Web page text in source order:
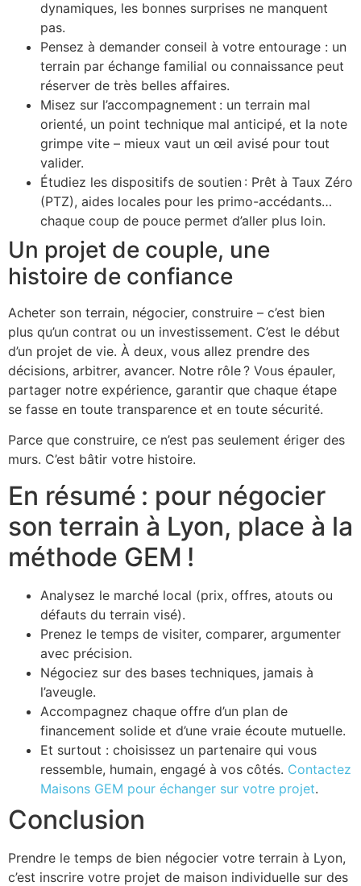
dynamiques, les bonnes surprises ne manquent
pas.
Pensez à demander conseil à votre entourage : un
terrain par échange familial ou connaissance peut
réserver de très belles affaires.
Misez sur l’accompagnement : un terrain mal
orienté, un point technique mal anticipé, et la note
grimpe vite – mieux vaut un œil avisé pour tout
valider.
Étudiez les dispositifs de soutien : Prêt à Taux Zéro
(PTZ), aides locales pour les primo-accédants…
chaque coup de pouce permet d’aller plus loin.
Un projet de couple, une
histoire de confiance
Acheter son terrain, négocier, construire – c’est bien
plus qu’un contrat ou un investissement. C’est le début
d’un projet de vie. À deux, vous allez prendre des
décisions, arbitrer, avancer. Notre rôle ? Vous épauler,
partager notre expérience, garantir que chaque étape
se fasse en toute transparence et en toute sécurité.
Parce que construire, ce n’est pas seulement ériger des
murs. C’est bâtir votre histoire.
En résumé : pour négocier
son terrain à Lyon, place à la
méthode GEM !
Analysez le marché local (prix, offres, atouts ou
défauts du terrain visé).
Prenez le temps de visiter, comparer, argumenter
avec précision.
Négociez sur des bases techniques, jamais à
l’aveugle.
Accompagnez chaque offre d’un plan de
financement solide et d’une vraie écoute mutuelle.
Et surtout : choisissez un partenaire qui vous
ressemble, humain, engagé à vos côtés. Contactez
Maisons GEM pour échanger sur votre projet.
Conclusion
Prendre le temps de bien négocier votre terrain à Lyon,
c’est inscrire votre projet de maison individuelle sur des